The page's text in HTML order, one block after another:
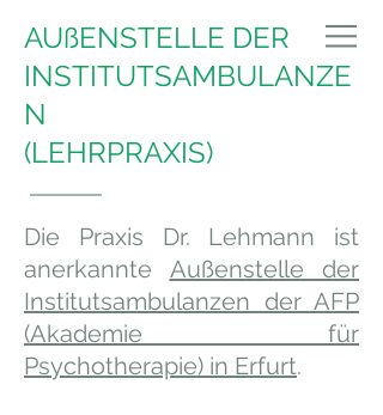
Dr. Monika Lehmann
AUßENSTELLE DER
INSTITUTSAMBULANZE
N
(LEHRPRAXIS)
Die Praxis Dr. Lehmann ist
anerkannte Außenstelle der
Institutsambulanzen der AFP
(Akademie für
Psychotherapie) in Erfurt.